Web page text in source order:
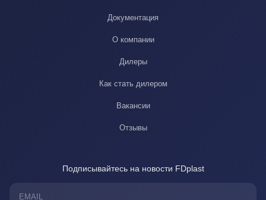
Документация
О компании
Дилеры
Как стать дилером
Вакансии
Отзывы
Подписывайтесь на новости FDplast